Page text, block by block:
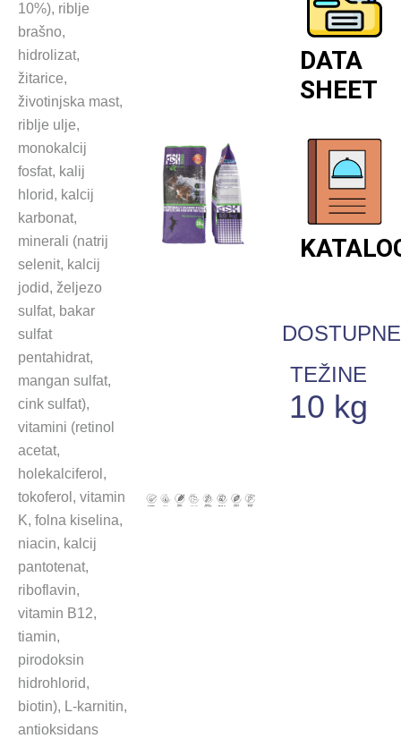
10%), riblje
brašno,
hidrolizat,
žitarice,
životinjska mast,
riblje ulje,
monokalcij
fosfat, kalij
hlorid, kalcij
karbonat,
minerali (natrij
selenit, kalcij
jodid, željezo
sulfat, bakar
sulfat
pentahidrat,
mangan sulfat,
cink sulfat),
vitamini (retinol
acetat,
holekalciferol,
tokoferol, vitamin
K, folna kiselina,
niacin, kalcij
pantotenat,
riboflavin,
vitamin B12,
tiamin,
pirodoksin
hidrohlorid,
biotin), L-karnitin,
antioksidans
DATA
SHEET
DOSTUPNE
TEŽINE
10 kg